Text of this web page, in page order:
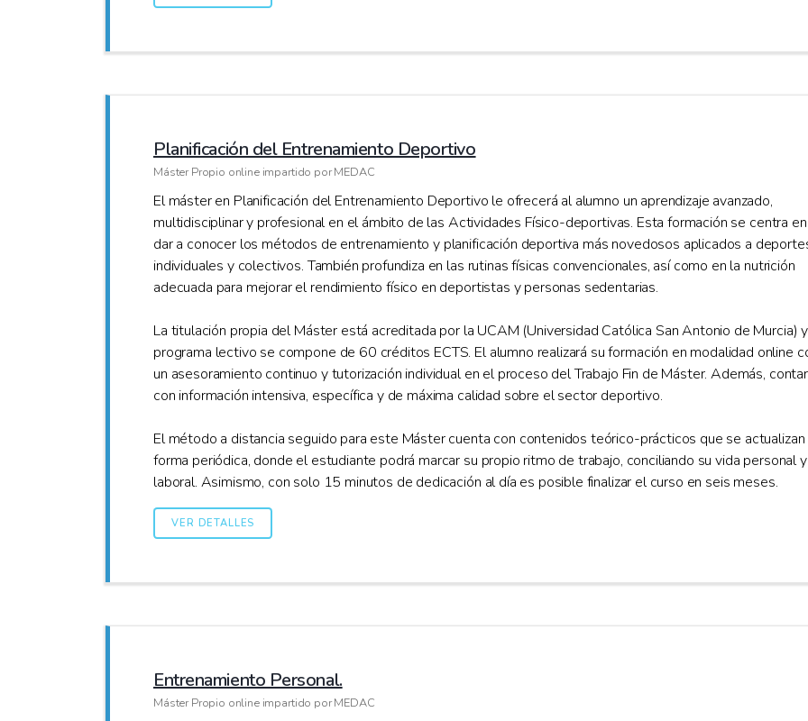
Planificación del Entrenamiento Deportivo
Máster Propio online impartido por MEDAC
El máster en Planificación del Entrenamiento Deportivo le ofrecerá al alumno un aprendizaje avanzado,
multidisciplinar y profesional en el ámbito de las Actividades Físico-deportivas. Esta formación se centra en
dar a conocer los métodos de entrenamiento y planificación deportiva más novedosos aplicados a
individuales y colectivos. También profundiza en las rutinas físicas convencionales, así como en la nutrición
adecuada para mejorar el rendimiento físico en deportistas y personas sedentarias.
La titulación propia del Máster está acreditada por la UCAM (Universidad Católica San Antonio de Murcia)
programa lectivo se compone de 60 créditos ECTS. El alumno realizará su formación en modalidad online
un asesoramiento continuo y tutorización individual en el proceso del Trabajo Fin de Máster. Además,
con información intensiva, específica y de máxima calidad sobre el sector deportivo.
El método a distancia seguido para este Máster cuenta con contenidos teórico-prácticos que se actualizan
forma periódica, donde el estudiante podrá marcar su propio ritmo de trabajo, conciliando su vida personal y
laboral. Asimismo, con solo 15 minutos de dedicación al día es posible finalizar el curso en seis meses.
VER DETALLES
Entrenamiento Personal.
Máster Propio online impartido por MEDAC